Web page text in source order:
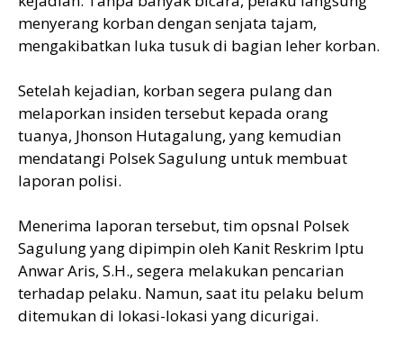
menyerang korban dengan senjata tajam,
mengakibatkan luka tusuk di bagian leher korban.
Setelah kejadian, korban segera pulang dan
melaporkan insiden tersebut kepada orang
tuanya, Jhonson Hutagalung, yang kemudian
mendatangi Polsek Sagulung untuk membuat
laporan polisi.
Menerima laporan tersebut, tim opsnal Polsek
Sagulung yang dipimpin oleh Kanit Reskrim Iptu
Anwar Aris, S.H., segera melakukan pencarian
terhadap pelaku. Namun, saat itu pelaku belum
ditemukan di lokasi-lokasi yang dicurigai.